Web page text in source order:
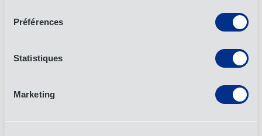
Préférences
Statistiques
Marketing
OIA Global remporte le prix du développement
31 janvier 2024